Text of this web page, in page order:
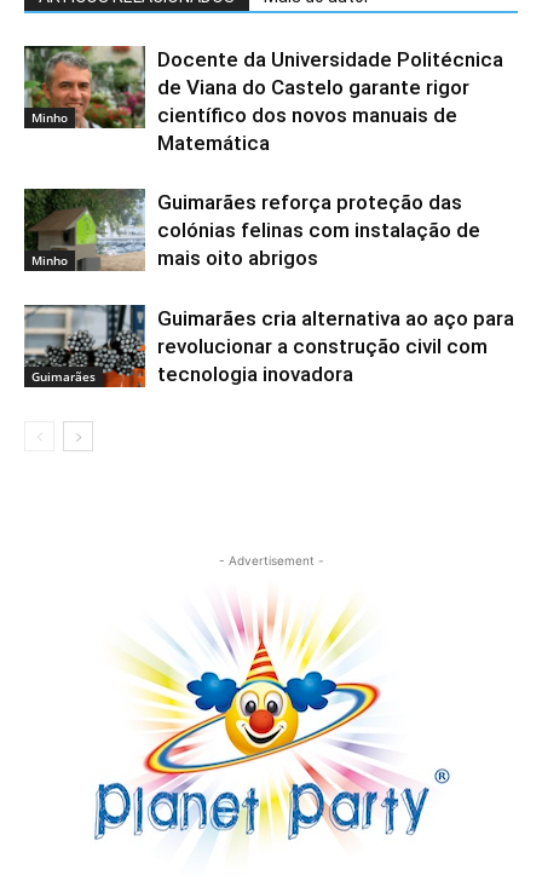
Minho
Docente da Universidade Politécnica
de Viana do Castelo garante rigor
científico dos novos manuais de
Matemática
Minho
Guimarães reforça proteção das
colónias felinas com instalação de
mais oito abrigos
Guimarães
Guimarães cria alternativa ao aço para
revolucionar a construção civil com
tecnologia inovadora
- Advertisement -